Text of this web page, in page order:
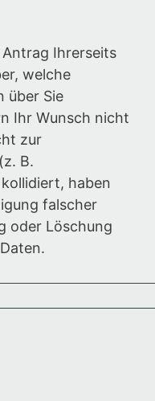
Ihrerseits
welche
über Sie
Ihr Wunsch nicht
zur
B.
haben
falscher
oder Löschung